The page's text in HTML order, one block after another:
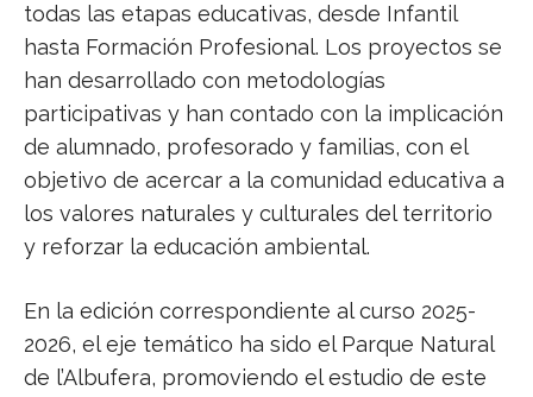
todas las etapas educativas, desde Infantil
hasta Formación Profesional. Los proyectos se
han desarrollado con metodologías
participativas y han contado con la implicación
de alumnado, profesorado y familias, con el
objetivo de acercar a la comunidad educativa a
los valores naturales y culturales del territorio
y reforzar la educación ambiental.
En la edición correspondiente al curso 2025-
2026, el eje temático ha sido el Parque Natural
de l’Albufera, promoviendo el estudio de este